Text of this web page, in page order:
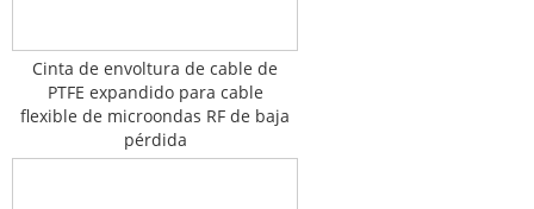
Cinta de envoltura de cable de
PTFE expandido para cable
flexible de microondas RF de baja
pérdida